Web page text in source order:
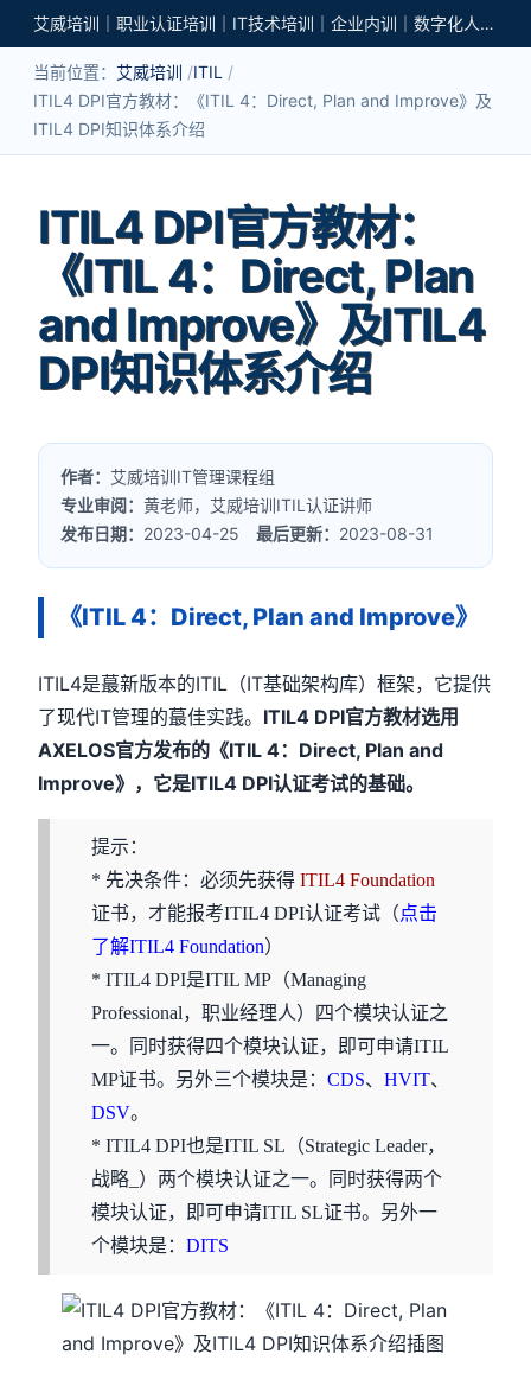
艾威培训｜职业认证培训｜IT技术培训｜企业内训｜数字化人才培养
当前位置： 艾威培训
ITIL
ITIL4 DPI官方教材：《ITIL 4：Direct, Plan and Improve》及
ITIL4 DPI知识体系介绍
ITIL4 DPI官方教材：
《ITIL 4：Direct, Plan
and Improve》及ITIL4
DPI知识体系介绍
作者： 艾威培训IT管理课程组
专业审阅：黄老师，艾威培训ITIL认证讲师
发布日期： 2023-04-25最后更新： 2023-08-31
《ITIL 4：Direct, Plan and Improve》
ITIL4是蕞新版本的ITIL（IT基础架构库）框架，它提供
了现代IT管理的蕞佳实践。 ITIL4 DPI官方教材选用
AXELOS官方发布的《ITIL 4：Direct, Plan and
Improve》，它是ITIL4 DPI认证考试的基础。
提示：
* 先决条件：必须先获得ITIL4 Foundation
证书，才能报考ITIL4 DPI认证考试（点击
了解ITIL4 Foundation）
* ITIL4 DPI是ITIL MP（Managing
Professional，职业经理人）四个模块认证之
一。同时获得四个模块认证，即可申请ITIL
MP证书。另外三个模块是：CDS、HVIT、
DSV。
* ITIL4 DPI也是ITIL SL（Strategic Leader，
战略_）两个模块认证之一。同时获得两个
模块认证，即可申请ITIL SL证书。另外一
个模块是：DITS